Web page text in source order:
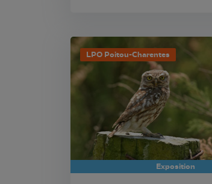
LPO Poitou-Charentes
Exposition